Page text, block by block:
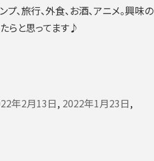
、旅行、外食、お酒、アニメ。興味の
らと思ってます♪
年2月13日, 2022年1月23日,